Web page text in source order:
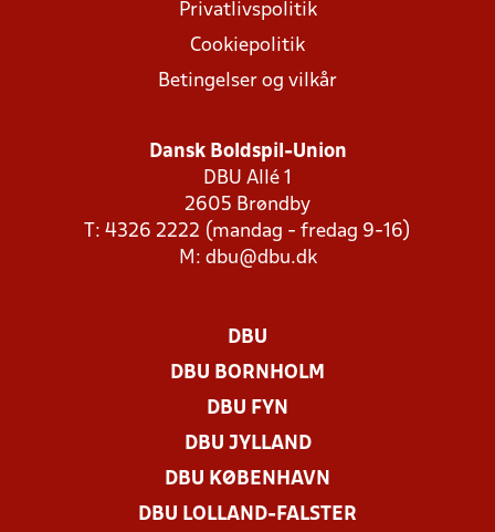
Privatlivspolitik
Cookiepolitik
Betingelser og vilkår
Dansk Boldspil-Union
DBU Allé 1
2605 Brøndby
T: 4326 2222 (mandag - fredag 9-16)
M: dbu@dbu.dk
DBU
DBU BORNHOLM
DBU FYN
DBU JYLLAND
DBU KØBENHAVN
DBU LOLLAND-FALSTER